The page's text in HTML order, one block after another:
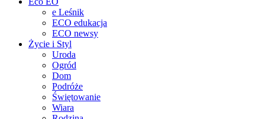
e Leśnik
ECO edukacja
ECO newsy
Życie i Styl
Uroda
Ogród
Dom
Podróże
Świętowanie
Wiara